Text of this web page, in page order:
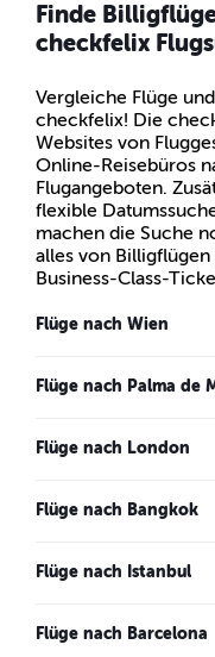
Finde
checkfelix
Vergleiche Flüge
checkfelix! Die
Websites von
Online-Reisebüros
Flugangeboten.
flexible
machen die Suche
alles von
Business-Class-
Flüge nach Wien
Flüge nach Palma de
Flüge nach London
Flüge nach Bangkok
Flüge nach Istanbul
Flüge nach Barcelona